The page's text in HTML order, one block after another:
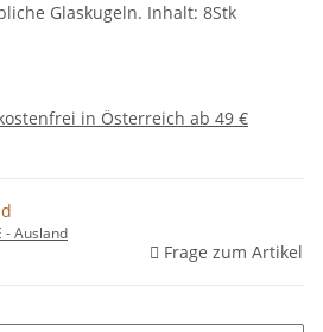
Glaskugeln. Inhalt: 8Stk
in Österreich ab 49 €
- Ausland
Frage zum Artikel